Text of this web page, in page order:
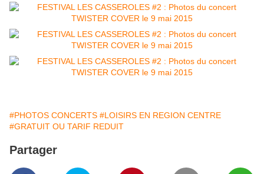
#PHOTOS CONCERTS #LOISIRS EN REGION CENTRE
#GRATUIT OU TARIF REDUIT
Partager